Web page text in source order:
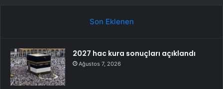
Son Eklenen
2027 hac kura sonuçları açıklandı
Ağustos 7, 2026